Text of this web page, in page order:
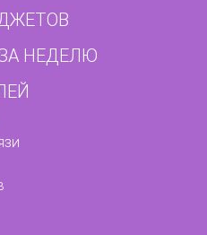
НЕДЕЛЮ